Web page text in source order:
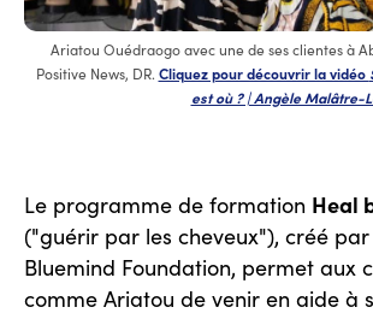
Ariatou Ouédraogo avec une de ses clientes à
Positive News, DR. Cliquez pour découvrir la vidéo
est où ? | Angèle Malâtre-
Le programme de formation Heal
("guérir par les cheveux"), créé
Bluemind Foundation, permet aux
comme Ariatou de venir en aide à